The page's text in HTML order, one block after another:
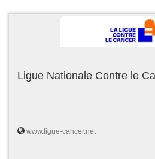
Ligue Nationale Contre le
www.ligue-cancer.net